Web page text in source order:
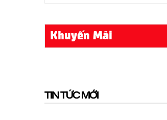
Khuyến Mãi
TIN TỨC MỚI